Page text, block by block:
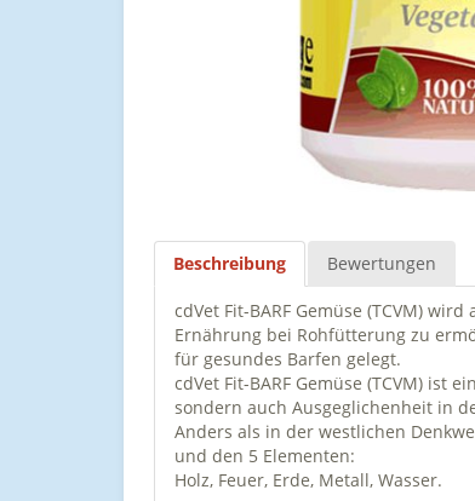
Beschreibung Bewertungen
cdVet Fit-BARF Gemüse (TCVM)
Ernährung bei Rohfütterung zu
für gesundes Barfen gelegt.
cdVet Fit-BARF Gemüse (TCVM)
sondern auch Ausgeglichenheit in
Anders als in der westlichen
und den 5 Elementen:
Holz, Feuer, Erde, Metall, Wasser.